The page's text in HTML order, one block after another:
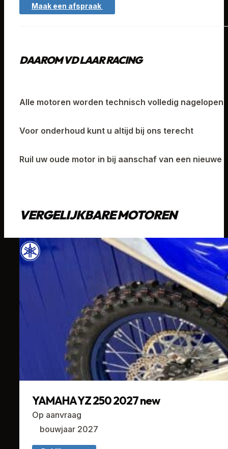
Maak een afspraak
DAAROM VD LAAR RACING
Alle motoren worden technisch volledig nagelopen
Voor onderhoud kunt u altijd bij ons terecht
Ruil uw oude motor in bij aanschaf van een nieuwe
VERGELIJKBARE MOTOREN
YAMAHA YZ 250 2027 new
Op aanvraag
bouwjaar 2027